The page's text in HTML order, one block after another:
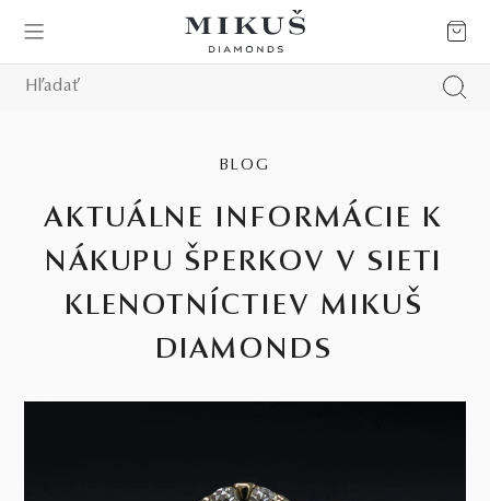
BLOG
AKTUÁLNE INFORMÁCIE K
NÁKUPU ŠPERKOV V SIETI
KLENOTNÍCTIEV MIKUŠ
DIAMONDS